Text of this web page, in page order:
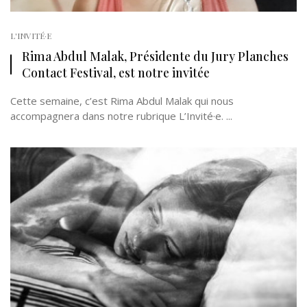
L'INVITÉ·E
Rima Abdul Malak, Présidente du Jury Planches
Contact Festival, est notre invitée
Cette semaine, c’est Rima Abdul Malak qui nous
accompagnera dans notre rubrique L’Invité·e. ...